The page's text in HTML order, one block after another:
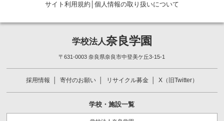
サイト利用規約 個人情報の取り扱いについて
学校法人奈良学園
〒631-0003 奈良県奈良市中登美ケ丘3-15-1
採用情報 寄付のお願い リサイクル募金 X（旧Twitter）
学校・施設一覧